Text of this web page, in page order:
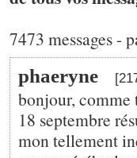
7473 messages -
phaeryne
bonjour, comme
18 septembre
mon tellement